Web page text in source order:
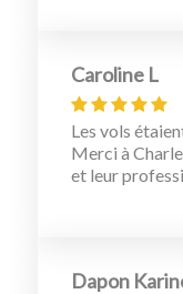
Caroline L
Les vols
Merci à
et leur
Dapon